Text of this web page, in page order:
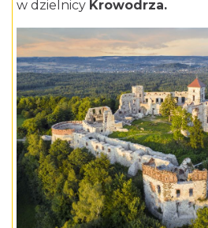
w dzielnicy Krowodrza.